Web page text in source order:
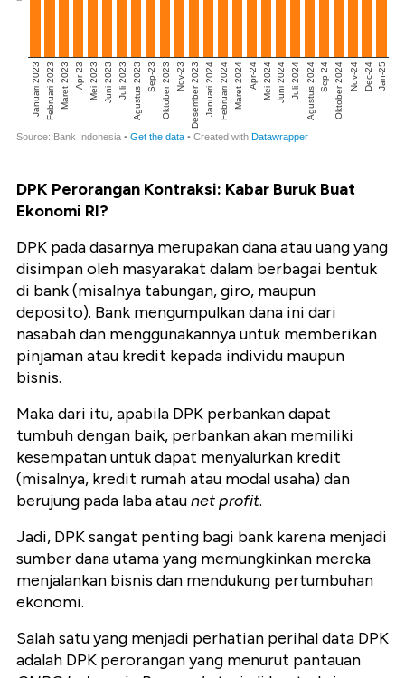
DPK Perorangan Kontraksi: Kabar Buruk Buat
Ekonomi RI?
DPK pada dasarnya merupakan dana atau uang yang
disimpan oleh masyarakat dalam berbagai bentuk
di bank (misalnya tabungan, giro, maupun
deposito). Bank mengumpulkan dana ini dari
nasabah dan menggunakannya untuk memberikan
pinjaman atau kredit kepada individu maupun
bisnis.
Maka dari itu, apabila DPK perbankan dapat
tumbuh dengan baik, perbankan akan memiliki
kesempatan untuk dapat menyalurkan kredit
(misalnya, kredit rumah atau modal usaha)dan
berujung pada laba ataunet profit.
Jadi, DPK sangat penting bagi bank karena menjadi
sumber dana utama yang memungkinkan mereka
menjalankan bisnis dan mendukung pertumbuhan
ekonomi.
Salah satu yang menjadi perhatian perihal data DPK
adalah DPK perorangan yang menurut pantauan